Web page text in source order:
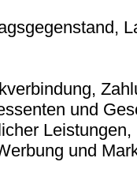
und
und